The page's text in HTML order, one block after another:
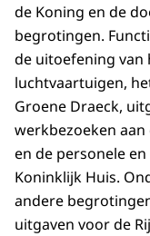
de Koning en de
begrotingen.
de uitoefening van
luchtvaartuigen,
Groene Draeck,
werkbezoeken
en de personele
Koninklijk Huis.
andere
uitgaven voor de